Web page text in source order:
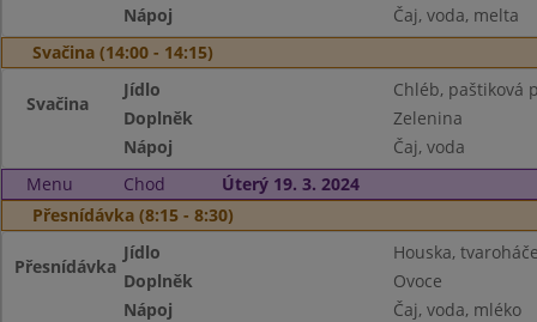
Nápoj
Čaj, voda, melta
Svačina (14:00 - 14:15)
Svačina
Jídlo
Chléb, paštiková
Doplněk
Zelenina
Nápoj
Čaj, voda
Menu
Chod
Úterý 19. 3. 2024
Přesnídávka (8:15 - 8:30)
Přesnídávka
Jídlo
Houska,
Doplněk
Ovoce
Nápoj
Čaj, voda, mléko